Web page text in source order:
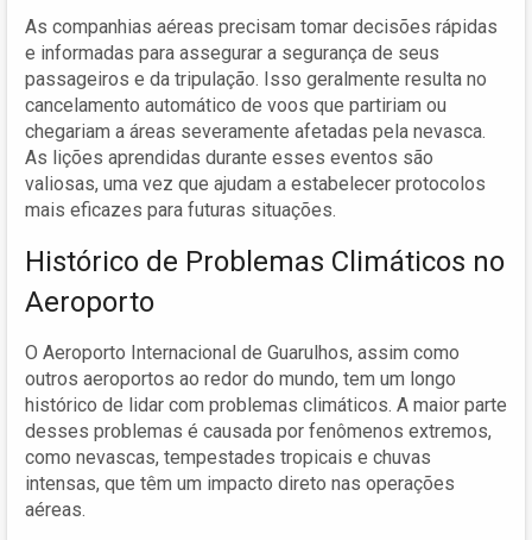
As companhias aéreas precisam tomar decisões rápidas
e informadas para assegurar a segurança de seus
passageiros e da tripulação. Isso geralmente resulta no
cancelamento automático de voos que partiriam ou
chegariam a áreas severamente afetadas pela nevasca.
As lições aprendidas durante esses eventos são
valiosas, uma vez que ajudam a estabelecer protocolos
mais eficazes para futuras situações.
Histórico de Problemas Climáticos no
Aeroporto
O Aeroporto Internacional de Guarulhos, assim como
outros aeroportos ao redor do mundo, tem um longo
histórico de lidar com problemas climáticos. A maior parte
desses problemas é causada por fenômenos extremos,
como nevascas, tempestades tropicais e chuvas
intensas, que têm um impacto direto nas operações
aéreas.